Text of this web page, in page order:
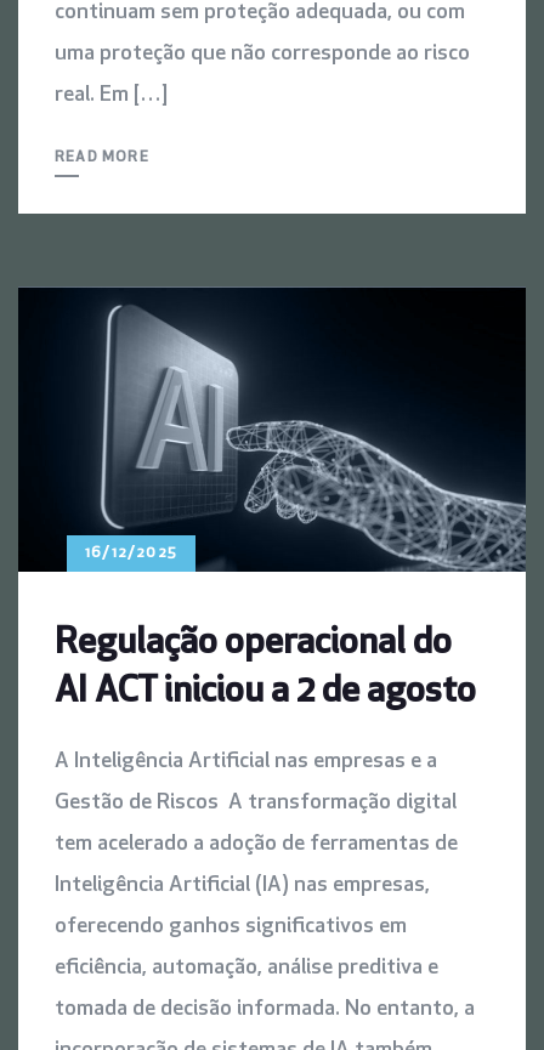
continuam sem proteção adequada, ou com
uma proteção que não corresponde ao risco
real. Em […]
READ MORE
16/12/2025
Regulação operacional do
AI ACT iniciou a 2 de agosto
A Inteligência Artificial nas empresas e a
Gestão de Riscos A transformação digital
tem acelerado a adoção de ferramentas de
Inteligência Artificial (IA) nas empresas,
oferecendo ganhos significativos em
eficiência, automação, análise preditiva e
tomada de decisão informada. No entanto, a